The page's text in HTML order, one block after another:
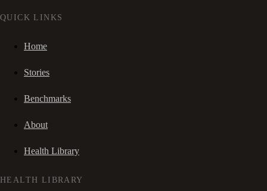
QUICK LINKS
Home
Stories
Benchmarks
About
Health Library
HEALTH LIBRARY